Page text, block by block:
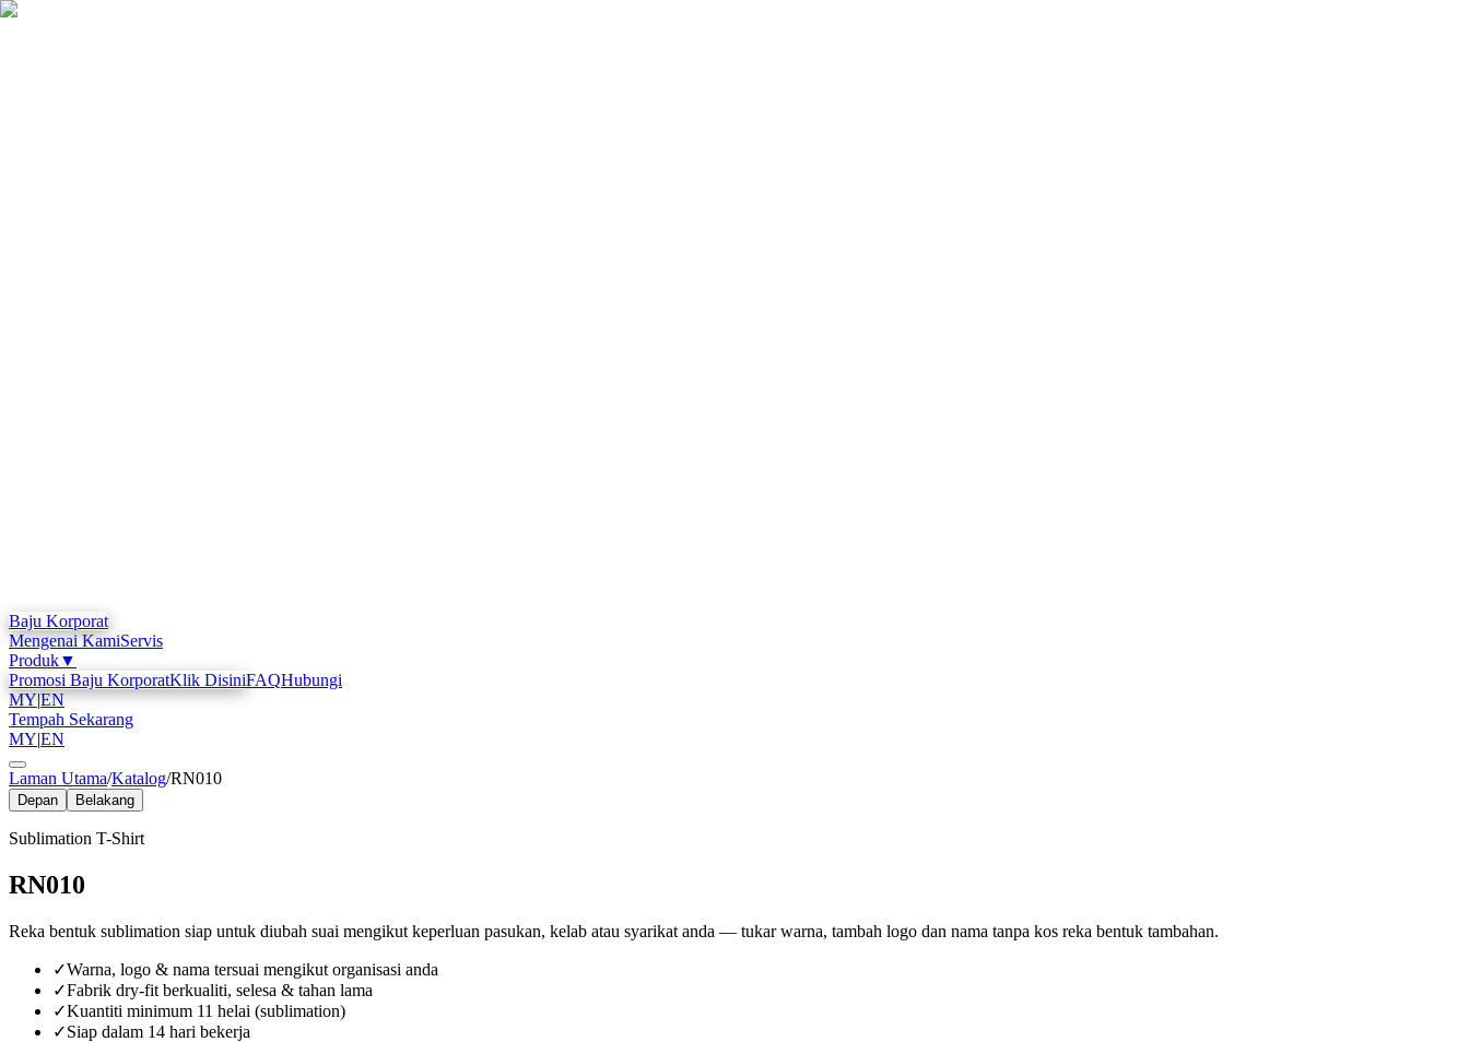
Baju Korporat
Mengenai KamiServis
Produk▼
Promosi Baju KorporatKlik DisiniFAQHubungi
MY|EN
Tempah Sekarang
MY|EN
Laman Utama/Katalog/RN010
Depan Belakang
Sublimation T-Shirt
RN010
Reka bentuk sublimation siap untuk diubah suai mengikut keperluan pasukan, kelab atau syarikat anda — tukar warna, tambah logo dan nama tanpa kos reka bentuk tambahan.
✓Warna, logo & nama tersuai mengikut organisasi anda
✓Fabrik dry-fit berkualiti, selesa & tahan lama
✓Kuantiti minimum 11 helai (sublimation)
✓Siap dalam 14 hari bekerja